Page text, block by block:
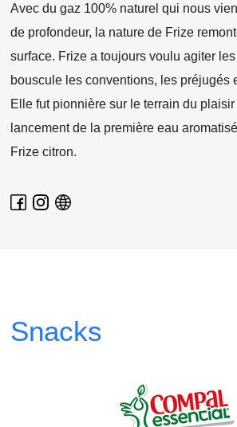
Avec du gaz 100% naturel qui nous
de profondeur, la nature de Frize
surface. Frize a toujours voulu agiter
bouscule les conventions, les préjugés
Elle fut pionnière sur le terrain du
lancement de la première eau
Frize citron.
Snacks